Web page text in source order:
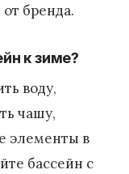
бренда.
к зиме?
воду,
чашу,
элементы в
бассейн с